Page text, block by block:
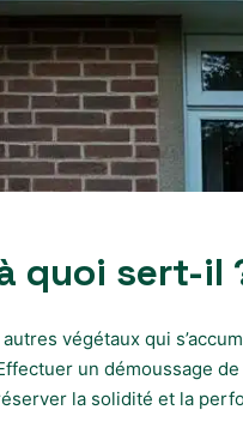
quoi sert-il
végétaux qui
un démoussage
la solidité et la